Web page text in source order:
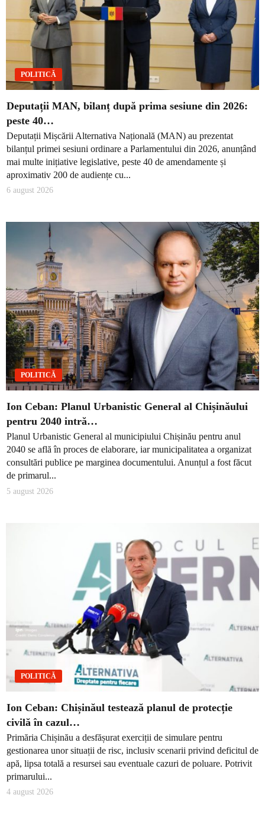
POLITICĂ
Deputații MAN, bilanț după prima sesiune din 2026:
peste 40…
Deputații Mișcării Alternativa Națională (MAN) au prezentat
bilanțul primei sesiuni ordinare a Parlamentului din 2026, anunțând
mai multe inițiative legislative, peste 40 de amendamente și
aproximativ 200 de audiențe cu...
6 august 2026
POLITICĂ
Ion Ceban: Planul Urbanistic General al Chișinăului
pentru 2040 intră…
Planul Urbanistic General al municipiului Chișinău pentru anul
2040 se află în proces de elaborare, iar municipalitatea a organizat
consultări publice pe marginea documentului. Anunțul a fost făcut
de primarul...
5 august 2026
POLITICĂ
Ion Ceban: Chișinăul testează planul de protecție
civilă în cazul…
Primăria Chișinău a desfășurat exerciții de simulare pentru
gestionarea unor situații de risc, inclusiv scenarii privind deficitul de
apă, lipsa totală a resursei sau eventuale cazuri de poluare. Potrivit
primarului...
4 august 2026